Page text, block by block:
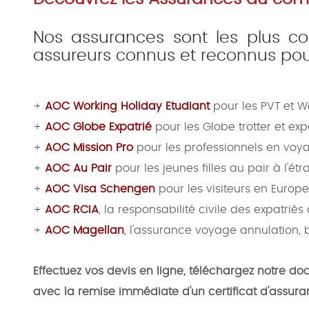
Nos assurances sont les plus
assureurs connus et reconnus
+ AOC Working Holiday Etudiant pour les PVT et
+ AOC Globe Expatrié pour les Globe trotter et
+ AOC Mission Pro pour les professionnels en
+ AOC Au Pair pour les jeunes filles au pair à
+ AOC Visa Schengen pour les visiteurs en
+ AOC RCIA , la responsabilité civile des
+ AOC Magellan , l'assurance voyage
Effectuez vos devis en ligne, téléchargez notre
avec la remise immédiate d'un certificat